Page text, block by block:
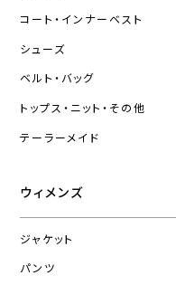
コート・インナーベスト
シューズ
ベルト・バッグ
トップス・ニット・その他
テーラーメイド
ウィメンズ
ジャケット
パンツ